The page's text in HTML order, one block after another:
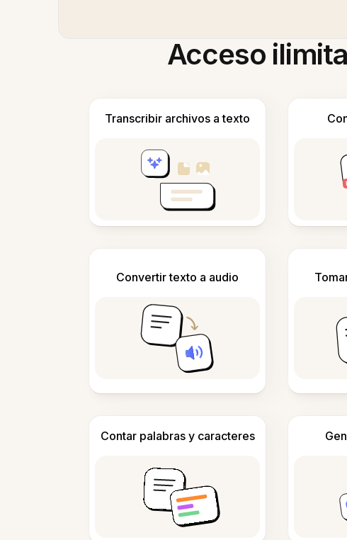
Acceso
Transcribir archivos a texto
Convertir texto a audio
Contar palabras y caracteres